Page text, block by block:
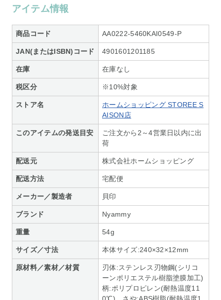
アイテム情報
商品コード AA0222-5460KAI0549-P
JAN(またはISBN)コード 4901601201185
在庫 在庫なし
税区分 ※10%対象
ストア名
ホームショッピング STOREE S
AISON店
このアイテムの発送目安
ご注文から2～4営業日以内に出
荷
配送元 株式会社ホームショッピング
配送方法 宅配便
メーカー／製造者 貝印
ブランド Nyammy
重量 54g
サイズ／寸法 本体サイズ:240×32×12mm
原材料／素材／材質
刃体:ステンレス刃物鋼(シリコ
ーンポリエステル樹脂塗膜加工)
柄:ポリプロピレン(耐熱温度11